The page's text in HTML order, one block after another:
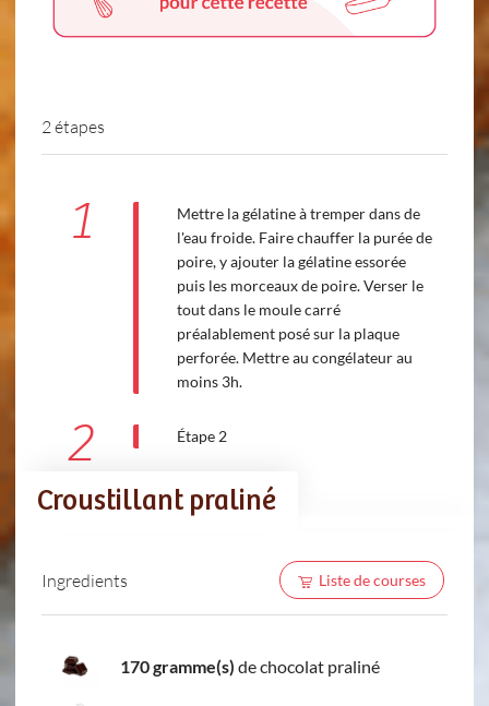
2 étapes
1
Mettre la gélatine à tremper dans de
l'eau froide. Faire chauffer la purée de
poire, y ajouter la gélatine essorée
puis les morceaux de poire. Verser le
tout dans le moule carré
préalablement posé sur la plaque
perforée. Mettre au congélateur au
moins 3h.
2 Étape 2
Croustillant praliné
Ingredients Liste de courses
170 gramme(s) de chocolat praliné